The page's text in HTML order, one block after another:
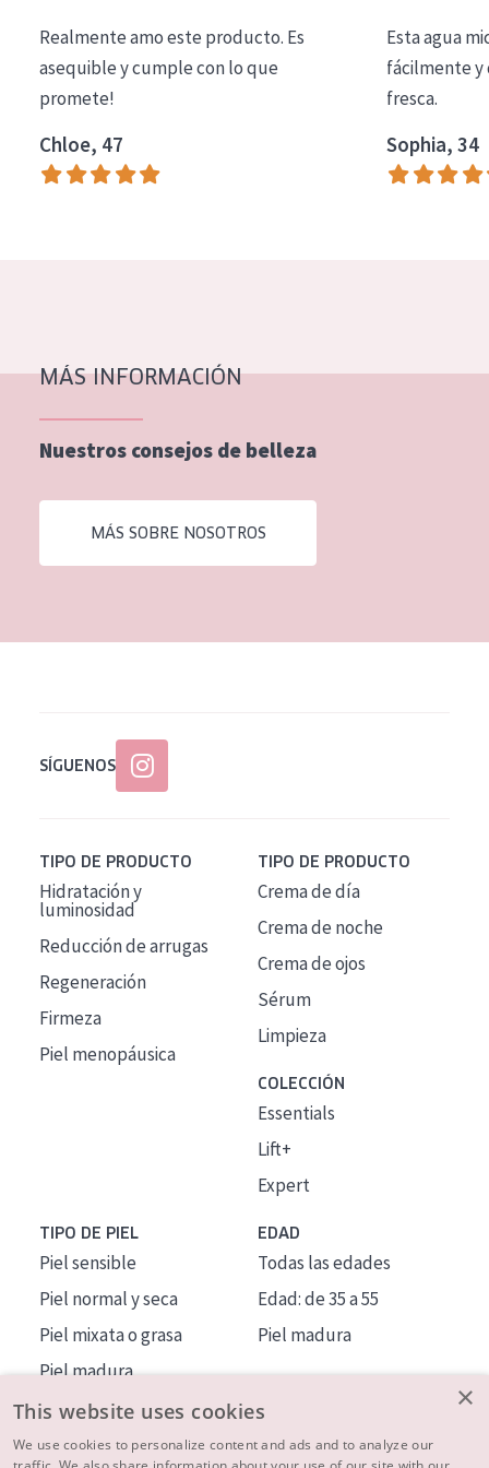
Todas las edades
Edad: de 35 a 55
Piel madura
Realmente amo este producto. Es
asequible y cumple con lo que
promete!
Chloe, 47
Esta agua
fácilmente y
fresca.
Sophia, 34
MÁS INFORMACIÓN
Nuestros consejos de belleza
MÁS SOBRE NOSOTROS
SÍGUENOS
TIPO DE PRODUCTO
Hidratación y
luminosidad
Reducción de arrugas
Regeneración
Firmeza
Piel menopáusica
TIPO DE PRODUCTO
Crema de día
Crema de noche
Crema de ojos
Sérum
Limpieza
COLECCIÓN
Essentials
Lift+
Expert
TIPO DE PIEL
Piel sensible
Piel normal y seca
Piel mixata o grasa
Piel madura
Piel expuesta al sol
Piel menopáusica
EDAD
Todas las edades
Edad: de 35 a 55
Piel madura
×
This website uses cookies
We use cookies to personalize content and ads and to analyze our